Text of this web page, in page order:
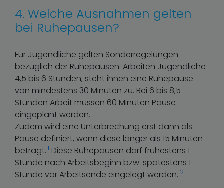
4. Welche Ausnahmen gelten
bei Ruhepausen?
Für Jugendliche gelten Sonderregelungen
bezüglich der Ruhepausen. Arbeiten Jugendliche
4,5 bis 6 Stunden, steht ihnen eine Ruhepause
von mindestens 30 Minuten zu. Bei 6 bis 8,5
Stunden Arbeit müssen 60 Minuten Pause
eingeplant werden.
Zudem wird eine Unterbrechung erst dann als
Pause definiert, wenn diese länger als 15 Minuten
beträgt.11 Diese Ruhepausen darf frühestens 1
Stunde nach Arbeitsbeginn bzw. spätestens 1
Stunde vor Arbeitsende eingelegt werden.12